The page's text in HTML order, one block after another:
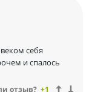
себя
и спалось
отзыв? +1